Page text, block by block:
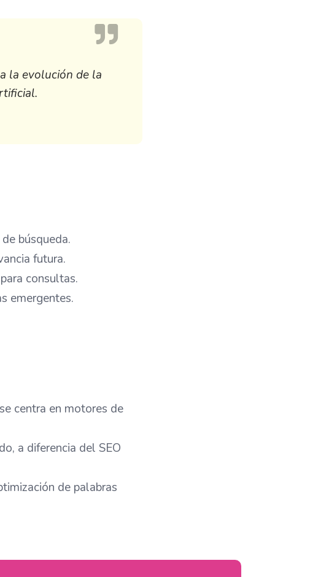
la evolución de la
búsqueda.
futura.
consultas.
emergentes.
centra en motores de
a diferencia del SEO
de palabras